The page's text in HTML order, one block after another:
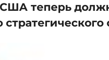
теперь